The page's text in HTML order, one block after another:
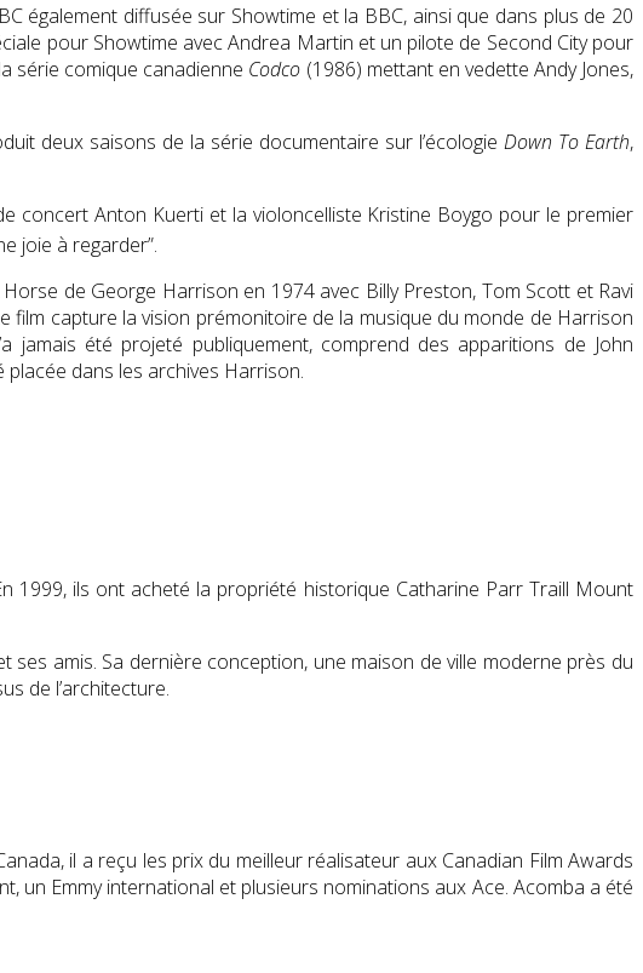
également diffusée sur Showtime et la BBC, ainsi que dans plus de 20
pour Showtime avec Andrea Martin et un pilote de Second City pour
série comique canadienne Codco (1986) mettant en vedette Andy Jones,
deux saisons de la série documentaire sur l’écologieDown To Earth,
concert Anton Kuertiet la violoncelliste Kristine Boygo pour le premier
joie à regarder”.
de George Harrison en 1974 avec Billy Preston, Tom Scott et Ravi
capture la vision prémonitoire de la musique du monde de Harrison
jamais été projeté publiquement, comprend des apparitions de John
dans les archives Harrison.
1999, ils ont acheté la propriété historique Catharine Parr Traill Mount
amis. Sa dernière conception, une maison de ville moderne près du
de l’architecture.
il a reçu les prix du meilleur réalisateur aux Canadian Film Awards
un Emmyinternational et plusieurs nominations aux Ace. Acomba a été